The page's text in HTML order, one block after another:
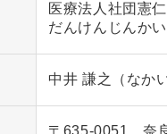
医療法人社団憲
だんけんじんか
中井 謙之（なか
〒635-0051 奈